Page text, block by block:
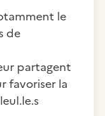
le
de
partagent
favoriser la